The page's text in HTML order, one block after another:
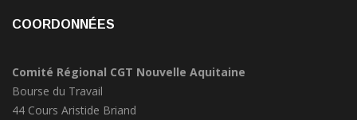
COORDONNÉES
Comité Régional CGT Nouvelle Aquitaine
Bourse du Travail
44 Cours Aristide Briand